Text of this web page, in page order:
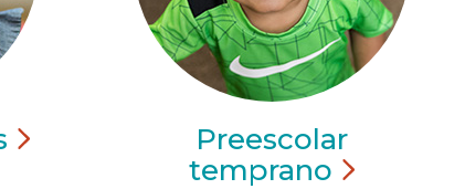
Preescolar
temprano